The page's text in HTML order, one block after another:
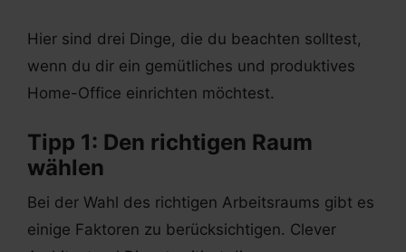
Hier sind drei Dinge, die du beachten solltest,
wenn du dir ein gemütliches und produktives
Home-Office einrichten möchtest.
Tipp 1: Den richtigen Raum
wählen
Bei der Wahl des richtigen Arbeitsraums gibt es
einige Faktoren zu berücksichtigen. Clever